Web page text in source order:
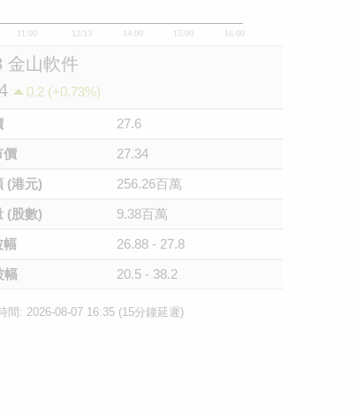
11:00 12/13 14:00 15:00 16:00
金山軟件
0.2 (+0.73%)
27.6
價
27.34
(港元)
256.26百萬
(股數)
9.38百萬
幅
26.88 - 27.8
幅
20.5 - 38.2
間: 2026-08-07 16:35 (15分鐘延遲)